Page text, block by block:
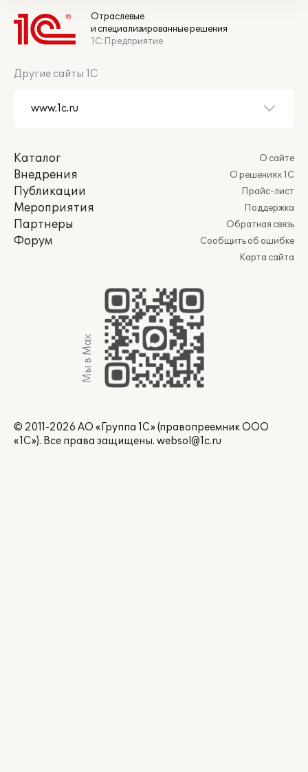
Отраслевые
и специализированные решения
1С:Предприятие
Другие сайты 1С
Каталог
Внедрения
Публикации
Мероприятия
Партнеры
Форум
О сайте
О решениях 1С
Прайс-лист
Поддержка
Обратная связь
Сообщить об ошибке
Карта сайта
Мы в Max
© 2011-2026 АО «Группа 1С» (правопреемник ООО
«1С»). Все права защищены. websol@1c.ru